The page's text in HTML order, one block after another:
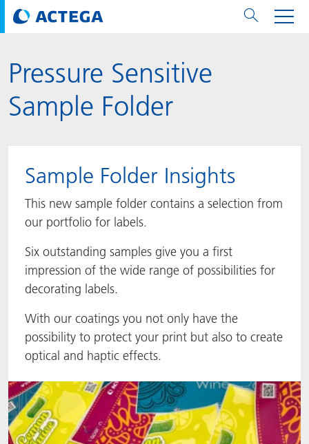
Pressure Sensitive
Sample Folder
Sample Folder Insights
This new sample folder contains a selection from
our portfolio for labels.
Six outstanding samples give you a first
impression of the wide range of possibilities for
decorating labels.
With our coatings you not only have the
possibility to protect your print but also to create
optical and haptic effects.
用纸张和纸板
用纸张和纸板
用于软包装和铝箔
用于软包装和铝箔
对于标签
用于金属包装和封口
用于金属包装和封口
密封垫片粒料
Technologies
Technologies
ROTARflow
Signite®
品牌
ACTEseal
ACTGreen
ACTNext
ACTSmart
BlisterKote
FoodClass
服务
涂料用量计算器
油墨成本计算器
线上问题解决
印样
可持续性
Climate Strategy
安全有序
可持续发展法规
PPWR
我们一起行动
Bees at ACTEGA
Solar Energy
FAQ
关于阿塔卡
阿塔卡全球
业务线
软包业务部
金属包装解决方案业务部
公司介绍
公司介绍
ACTEGA Artistica
ACTEGA Foshan
ACTEGA GmbH
ACTEGA Metal Print
ACTEGA North America
ACTEGA Rhenacoat
ACTEGA Schmid Rhyner
新闻与活动
年新闻发布
Newsletter
联系媒介公关
English
Portuguese
欧洲、中东和非洲 (EMEA)
亚洲/大洋州
南美州